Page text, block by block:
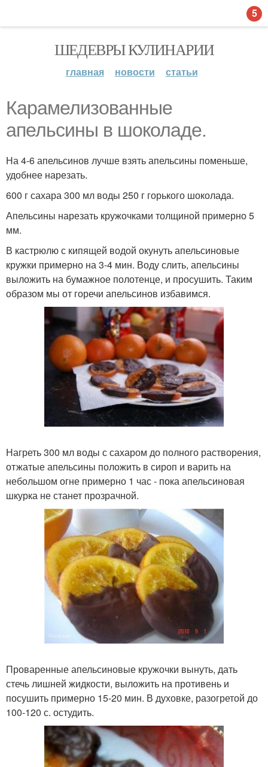
ШЕДЕВРЫ КУЛИНАРИИ
главная новости статьи
Карамелизованные
апельсины в шоколаде.
На 4-6 апельсинов лучше взять апельсины поменьше,
удобнее нарезать.
600 г сахара 300 мл воды 250 г горького шоколада.
Апельсины нарезать кружочками толщиной примерно 5
мм.
В кастрюлю с кипящей водой окунуть апельсиновые
кружки примерно на 3-4 мин. Воду слить, апельсины
выложить на бумажное полотенце, и просушить. Таким
образом мы от горечи апельсинов избавимся.
Нагреть 300 мл воды с сахаром до полного растворения,
отжатые апельсины положить в сироп и варить на
небольшом огне примерно 1 час - пока апельсиновая
шкурка не станет прозрачной.
Проваренные апельсиновые кружочки вынуть, дать
стечь лишней жидкости, выложить на противень и
посушить примерно 15-20 мин. В духовке, разогретой до
100-120 с. остудить.
5